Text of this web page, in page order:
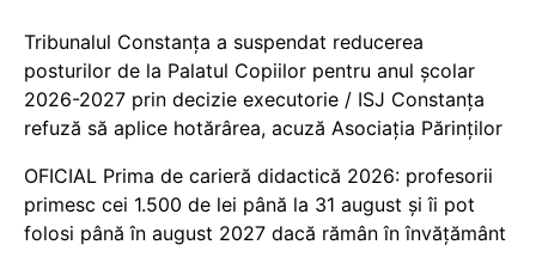
Tribunalul Constanța a suspendat reducerea
posturilor de la Palatul Copiilor pentru anul școlar
2026-2027 prin decizie executorie / ISJ Constanța
refuză să aplice hotărârea, acuză Asociația Părinților
OFICIAL Prima de carieră didactică 2026: profesorii
primesc cei 1.500 de lei până la 31 august și îi pot
folosi până în august 2027 dacă rămân în învățământ